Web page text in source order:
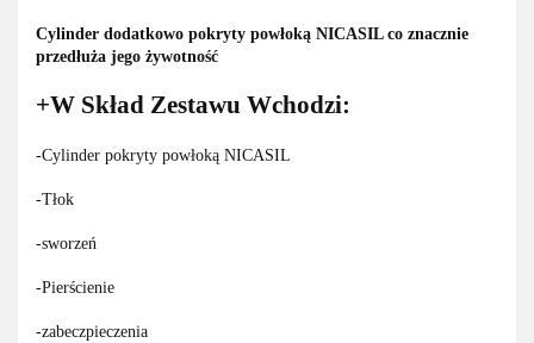
Cylinder dodatkowo pokryty powłoką NICASIL co znacznie
przedłuża jego żywotność
+W Skład Zestawu Wchodzi:
-Cylinder pokryty powłoką NICASIL
-Tłok
-sworzeń
-Pierścienie
-zabeczpieczenia